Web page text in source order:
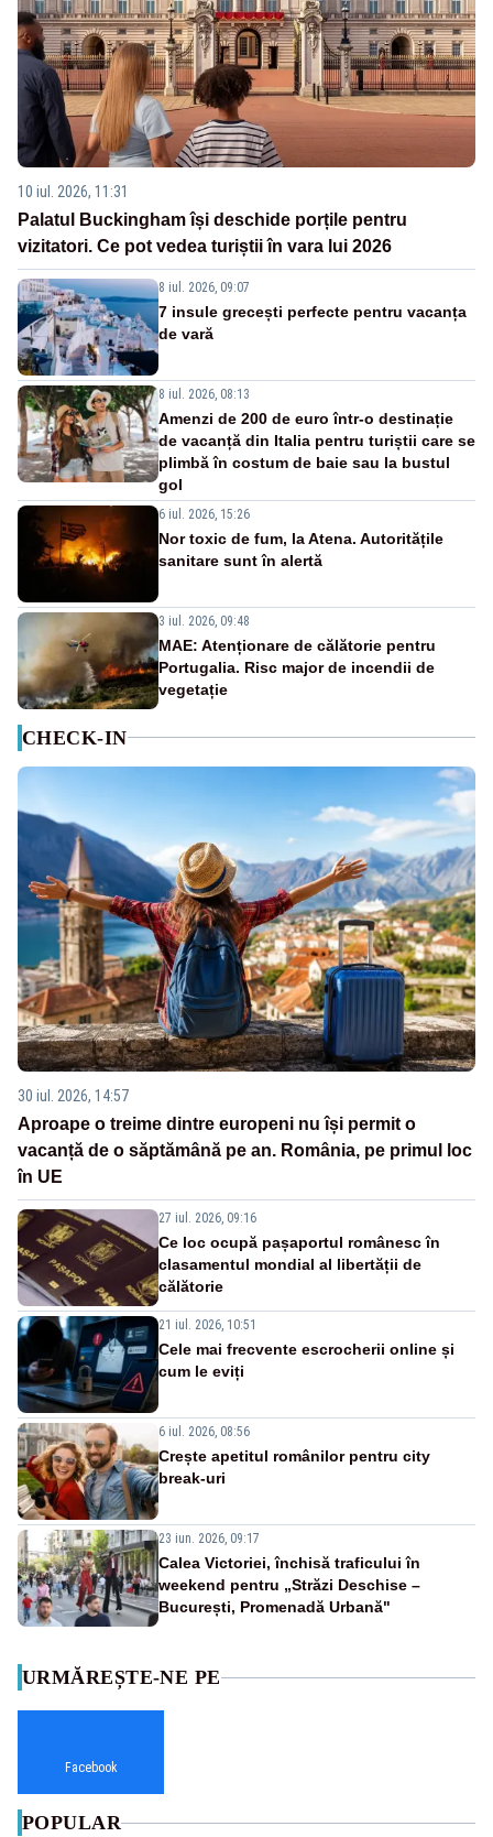
10 iul. 2026, 11:31
Palatul Buckingham își deschide porțile pentru
vizitatori. Ce pot vedea turiștii în vara lui 2026
8 iul. 2026, 09:07
7 insule grecești perfecte pentru vacanța
de vară
8 iul. 2026, 08:13
Amenzi de 200 de euro într-o destinație
de vacanță din Italia pentru turiștii care se
plimbă în costum de baie sau la bustul
gol
6 iul. 2026, 15:26
Nor toxic de fum, la Atena. Autoritățile
sanitare sunt în alertă
3 iul. 2026, 09:48
MAE: Atenționare de călătorie pentru
Portugalia. Risc major de incendii de
vegetație
CHECK-IN
30 iul. 2026, 14:57
Aproape o treime dintre europeni nu își permit o
vacanță de o săptămână pe an. România, pe primul loc
în UE
27 iul. 2026, 09:16
Ce loc ocupă pașaportul românesc în
clasamentul mondial al libertății de
călătorie
21 iul. 2026, 10:51
Cele mai frecvente escrocherii online și
cum le eviți
6 iul. 2026, 08:56
Crește apetitul românilor pentru city
break-uri
23 iun. 2026, 09:17
Calea Victoriei, închisă traficului în
weekend pentru „Străzi Deschise –
București, Promenadă Urbană"
URMĂREȘTE-NE PE
Facebook
POPULAR